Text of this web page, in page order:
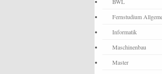
Fernstudium
Informatik
Maschinenbau
Master